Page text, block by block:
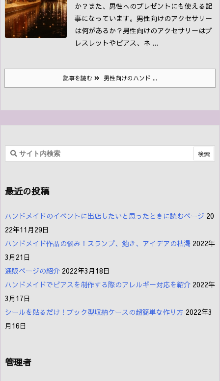
か？また、男性へのプレゼントにも使える記
事になっています。 男性向けのアクセサリー
は何があるか？男性向けのアクセサリーはブ
レスレットやピアス、ネ ...
記事を読む 男性向けのハンド ...
最近の投稿
ハンドメイドのイベントに出店したいと思ったときに読むページ 20
22年11月29日
ハンドメイド作品の悩み！スランプ、飽き、アイデアの枯渇 2022年
3月21日
通販ページの紹介 2022年3月18日
ハンドメイドでピアスを制作する際のアレルギー対応を紹介 2022年
3月17日
シールを貼るだけ！ブック型収納ケースの超簡単な作り方 2022年3
月16日
管理者